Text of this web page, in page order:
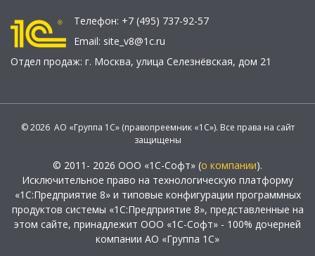
Телефон: +7 (495) 737-92-57
Email: site_v8@1c.ru
Отдел продаж: г. Москва, улица Селезнёвская, дом 21
© 2026 АО «Группа 1С» (правопреемник «1С»). Все права на сайт
защищены
© 2011- 2026 ООО «1С-Софт» (о компании).
Исключительное право на технологическую платформу
«1С:Предприятие 8» и типовые конфигурации программных
продуктов системы «1С:Предприятие 8», представленные на
этом сайте, принадлежит ООО «1С-Софт» - 100% дочерней
компании АО «Группа 1С»